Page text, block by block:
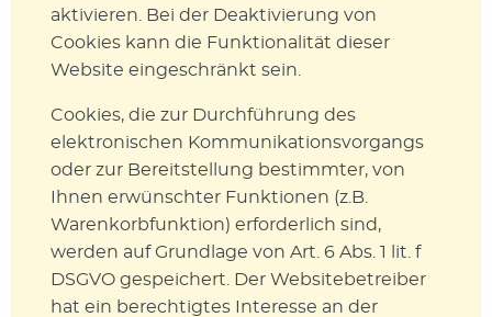
aktivieren. Bei der Deaktivierung von
Cookies kann die Funktionalität dieser
Website eingeschränkt sein.
Cookies, die zur Durchführung des
elektronischen Kommunikationsvorgangs
oder zur Bereitstellung bestimmter, von
Ihnen erwünschter Funktionen (z.B.
Warenkorbfunktion) erforderlich sind,
werden auf Grundlage von Art. 6 Abs. 1 lit. f
DSGVO gespeichert. Der Websitebetreiber
hat ein berechtigtes Interesse an der